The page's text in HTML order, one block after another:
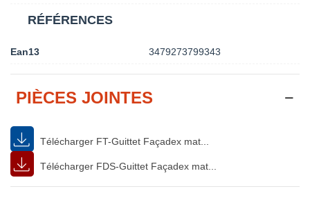
RÉFÉRENCES
Ean13 3479273799343
PIÈCES JOINTES
Télécharger FT-Guittet Façadex mat...
Télécharger FDS-Guittet Façadex mat...